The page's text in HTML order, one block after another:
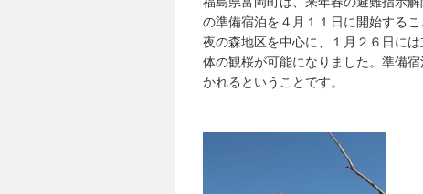
の準備宿泊を４月１１日に開始するこ
夜の森地区を中心に、１月２６日に
体の観桜が可能になりました。準備
かれるということです。